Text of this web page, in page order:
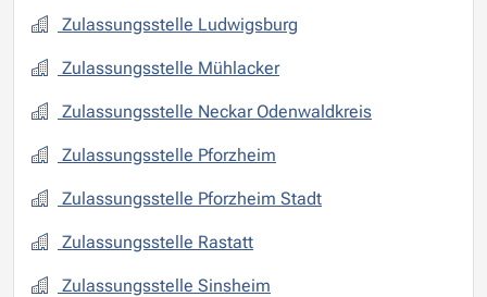
Zulassungsstelle Ludwigsburg
Zulassungsstelle Mühlacker
Zulassungsstelle Neckar Odenwaldkreis
Zulassungsstelle Pforzheim
Zulassungsstelle Pforzheim Stadt
Zulassungsstelle Rastatt
Zulassungsstelle Sinsheim